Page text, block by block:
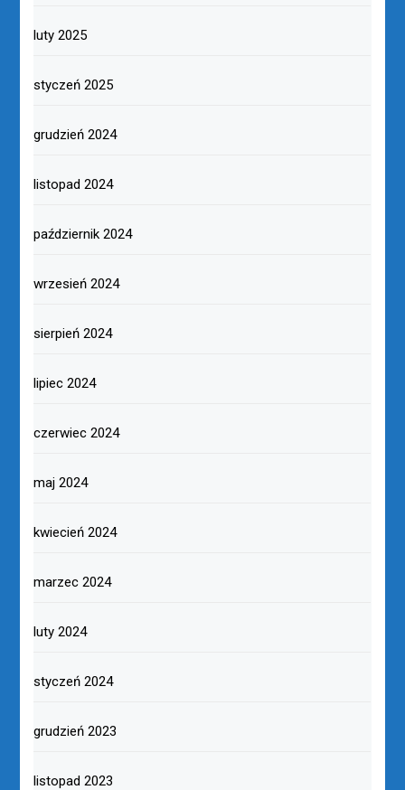
luty 2025
styczeń 2025
grudzień 2024
listopad 2024
październik 2024
wrzesień 2024
sierpień 2024
lipiec 2024
czerwiec 2024
maj 2024
kwiecień 2024
marzec 2024
luty 2024
styczeń 2024
grudzień 2023
listopad 2023